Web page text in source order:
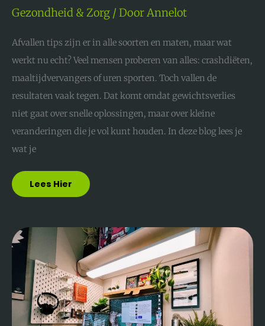
Gezondheid & Zorg / DoorAnnelot
Afvallen tips zijn er in alle soorten en maten, maar wat
werkt nu echt? Veel mensen proberen van alles: crashdiëten,
maaltijdvervangers of uren sporten. Toch vallen de
resultaten vaak tegen. Dat komt omdat gewichtsverlies
niet gaat over snelle oplossingen, maar over kleine
veranderingen die je vol kunt houden. In deze blog lees je
wat je
Lees Hier
Meer
Gedaan
Krijgen
Op
Een
Dag:
Zo
Pak
Je
Het
Aan